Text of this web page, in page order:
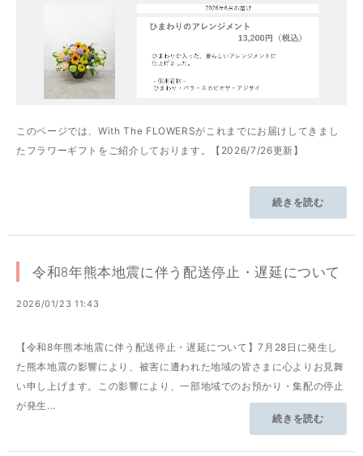
このページでは、With The FLOWERSがこれまでにお届けしてきまし
たフラワーギフトをご紹介しております。【2026/7/26更新】
続きを読む
令和8年熊本地震に伴う配送停止・遅延について
2026/01/23 11:43
【令和8年熊本地震に伴う配送停止・遅延について】7月28日に発生し
た熊本地震の影響により、被害に遭われた地域の皆さまに心よりお見舞
い申し上げます。この影響により、一部地域でのお預かり・集配の停止
が発生...
続きを読む